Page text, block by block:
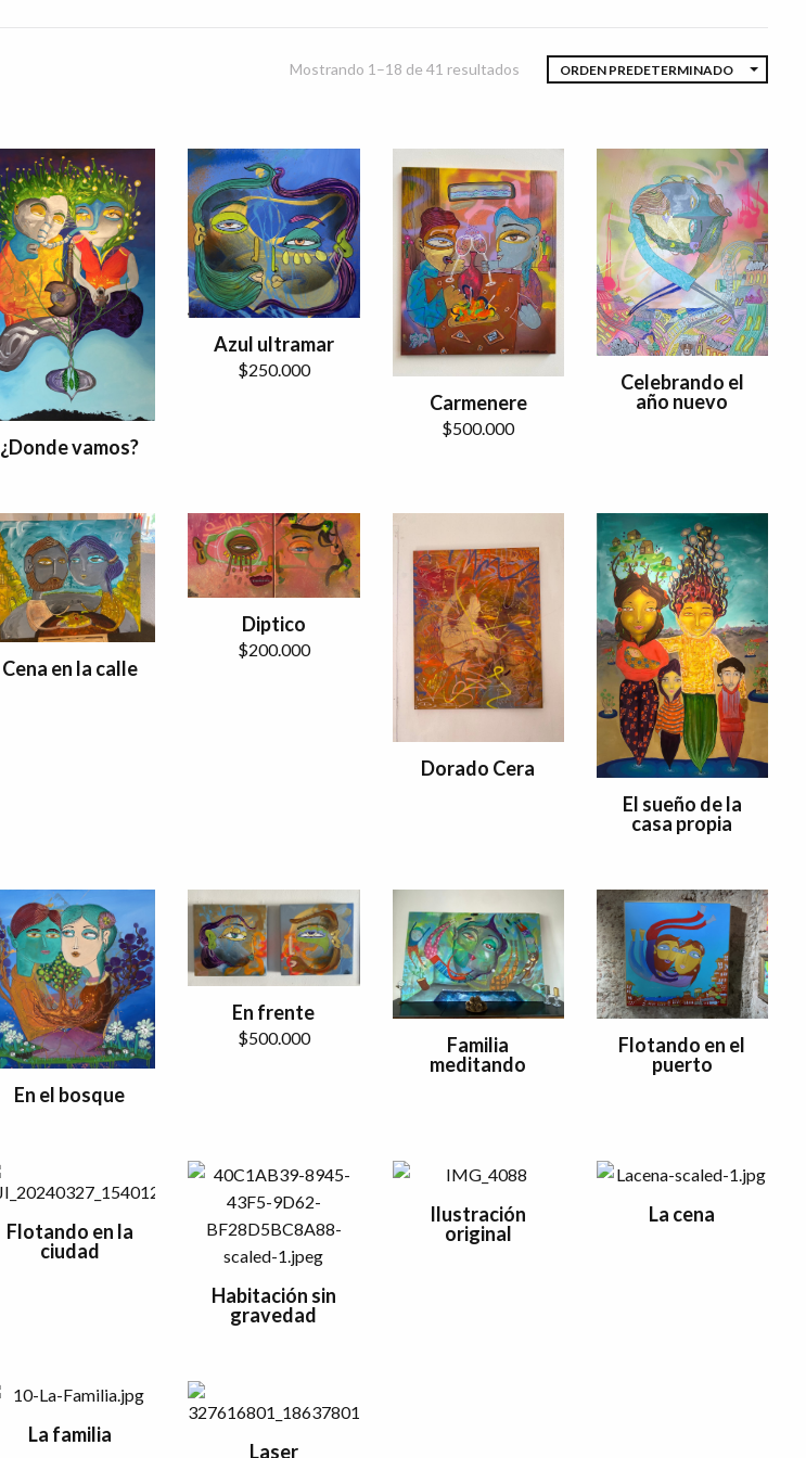
Mostrando 1–18 de 41 resultados ORDEN PREDETERMINADO
¿Donde vamos?
Azul ultramar
$250.000
Carmenere
$500.000
Celebrando el
año nuevo
Cena en la calle
Diptico
$200.000
Dorado Cera
El sueño de la
casa propia
En el bosque
En frente
$500.000
Familia
meditando
Flotando en el
puerto
Flotando en la
ciudad
Habitación sin
gravedad
Ilustración
original
La cena
La familia
Laser